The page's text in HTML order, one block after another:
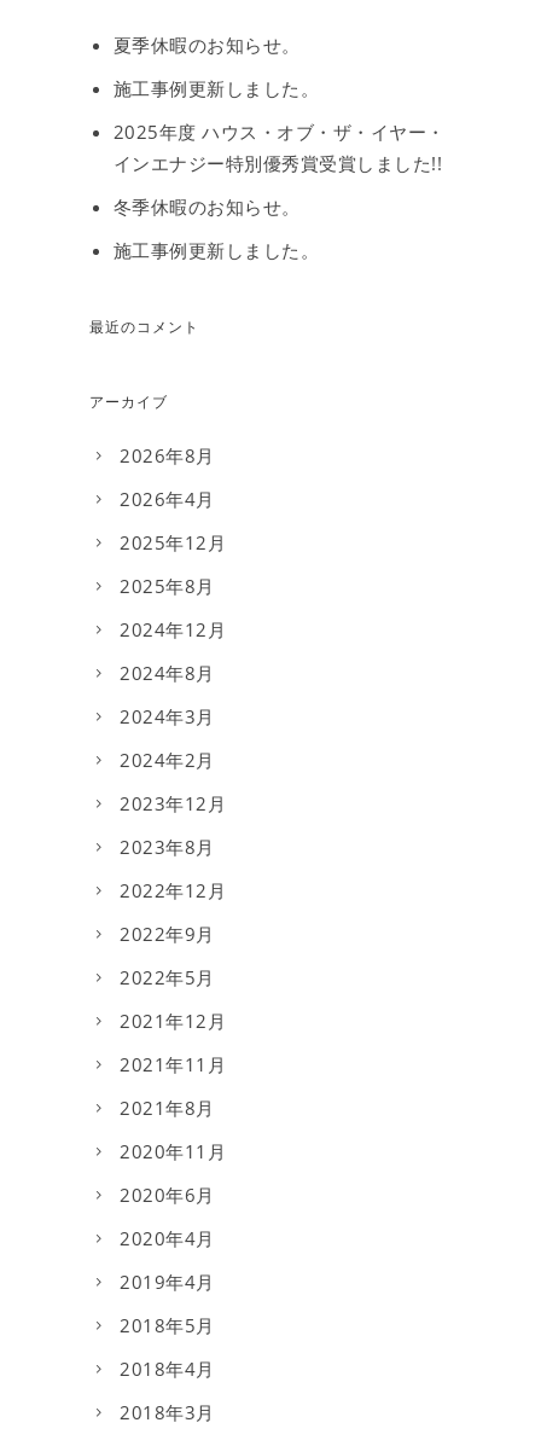
夏季休暇のお知らせ。
施工事例更新しました。
2025年度 ハウス・オブ・ザ・イヤー・
インエナジー特別優秀賞受賞しました!!
冬季休暇のお知らせ。
施工事例更新しました。
最近のコメント
アーカイブ
2026年8月
2026年4月
2025年12月
2025年8月
2024年12月
2024年8月
2024年3月
2024年2月
2023年12月
2023年8月
2022年12月
2022年9月
2022年5月
2021年12月
2021年11月
2021年8月
2020年11月
2020年6月
2020年4月
2019年4月
2018年5月
2018年4月
2018年3月